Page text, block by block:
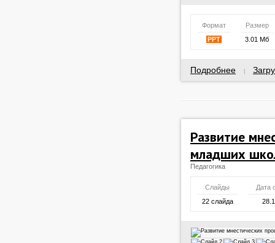
Формат
Размер
PPT
3.01 Мб
Подробнее
Развитие
младших
Педагогика
Слайды
Дата
22 слайда